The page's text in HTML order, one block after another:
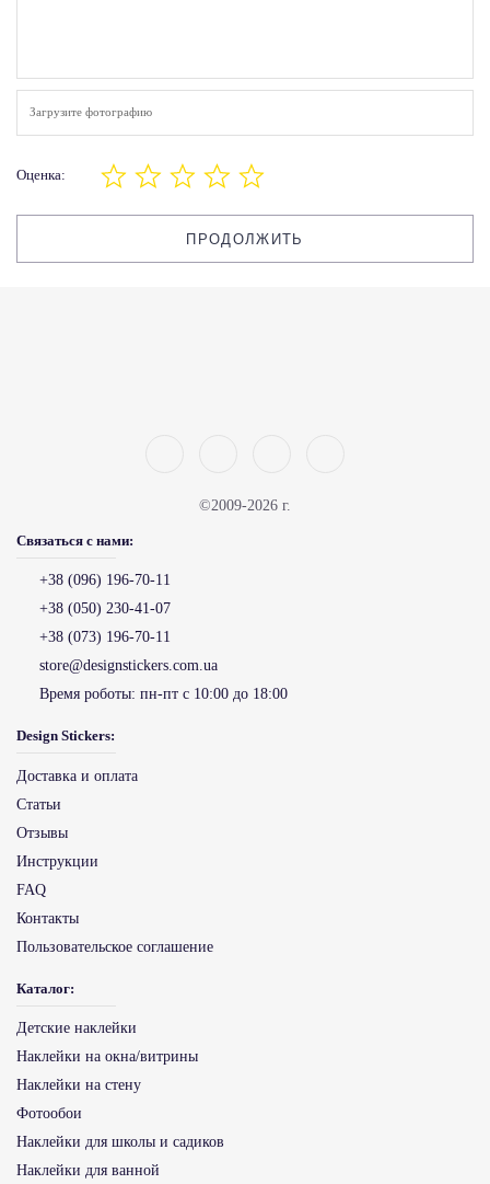
Загрузите фотографию
Оценка:
ПРОДОЛЖИТЬ
©2009-2026 г.
Связаться с нами:
+38 (096) 196-70-11
+38 (050) 230-41-07
+38 (073) 196-70-11
store@designstickers.com.ua
Время роботы: пн-пт с 10:00 до 18:00
Design Stickers:
Доставка и оплата
Статьи
Отзывы
Инструкции
FAQ
Контакты
Пользовательское соглашение
Каталог:
Детские наклейки
Наклейки на окна/витрины
Наклейки на стену
Фотообои
Наклейки для школы и садиков
Наклейки для ванной